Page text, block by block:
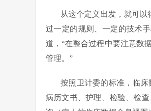
从这个定义出发，就可
过一定的规则、一定的技术
道，“在整合过程中要注意数
管理。”
按照卫计委的标准，临床
病历文书、护理、检验、检